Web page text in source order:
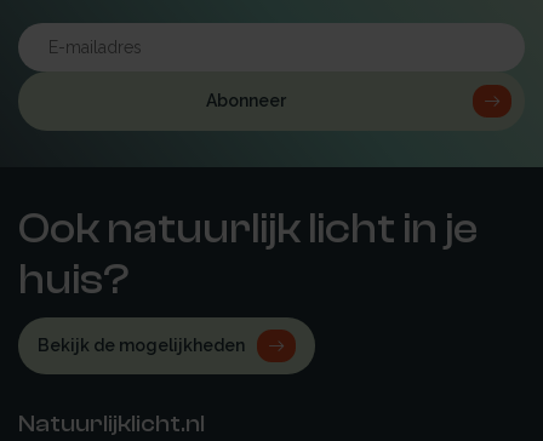
Abonneer
Ook natuurlijk licht in je
huis?
Bekijk de mogelijkheden
Natuurlijklicht.nl